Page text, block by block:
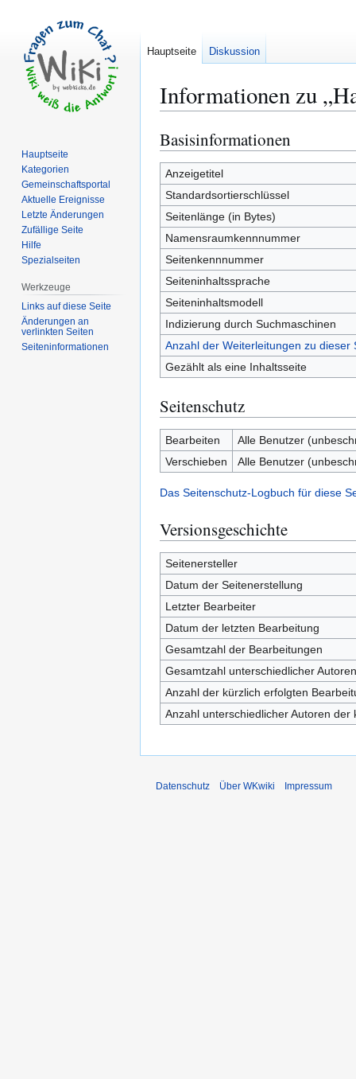
Informationen zu
Zur
Navigation
springen
Zur
Suche
springen
Basisinformationen
Anzeigetitel
Standardsortierschlüssel
Seitenlänge (in Bytes)
Namensraumkennnummer
Seitenkennnummer
Seiteninhaltssprache
Seiteninhaltsmodell
Indizierung durch Suchmaschinen
Anzahl der Weiterleitungen zu dieser
Gezählt als eine Inhaltsseite
Seitenschutz
Bearbeiten
Alle Benutzer
Verschieben
Alle Benutzer
Das Seitenschutz-Logbuch für diese
Versionsgeschichte
Seitenersteller
Datum der Seitenerstellung
Letzter Bearbeiter
Datum der letzten Bearbeitung
Gesamtzahl der Bearbeitungen
Gesamtzahl unterschiedlicher Autoren
Anzahl der kürzlich erfolgten
Anzahl unterschiedlicher Autoren
Hauptseite Diskussion
Hauptseite
Kategorien
Gemeinschafts­portal
Aktuelle Ereignisse
Letzte Änderungen
Zufällige Seite
Hilfe
Spezialseiten
Werkzeuge
Links auf diese Seite
Änderungen an
verlinkten Seiten
Seiten­­informationen
Datenschutz Über WKwiki Impressum